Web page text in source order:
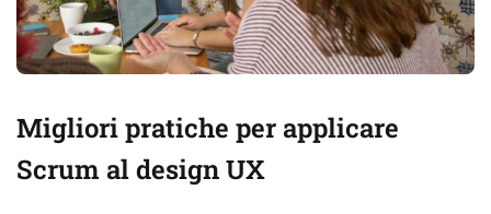
Migliori pratiche per applicare
Scrum al design UX